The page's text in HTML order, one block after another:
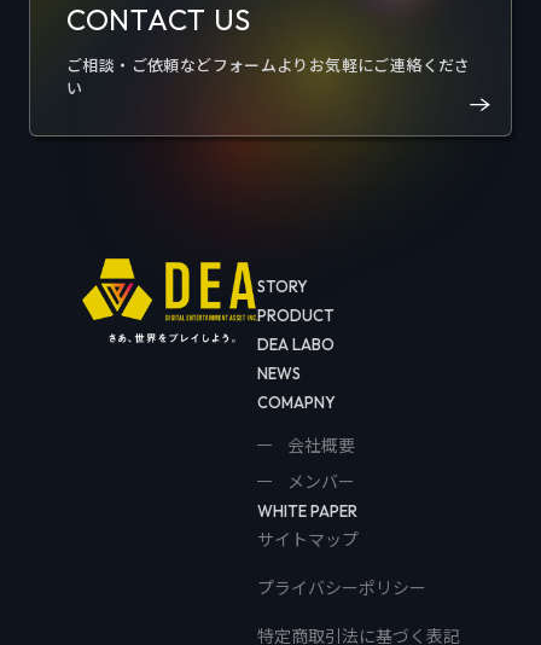
CONTACT US
ご相談・ご依頼などフォームよりお気軽にご連絡くださ
い
STORY
PRODUCT
DEA LABO
NEWS
COMAPNY
会社概要
メンバー
WHITE PAPER
サイトマップ
プライバシーポリシー
特定商取引法に基づく表記